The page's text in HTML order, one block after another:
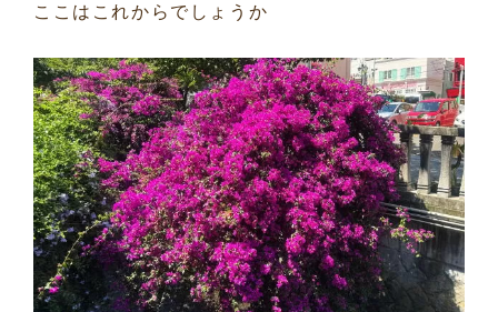
ここはこれからでしょうか